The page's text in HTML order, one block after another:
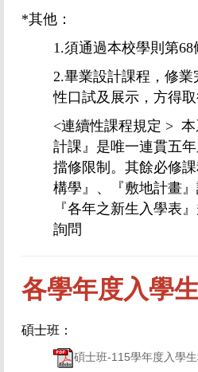
*其他：
1.須通過本校學則第68
2.畢業設計課程，修
性口試及展示，方得取
<連續性課程規定 >
計課』是唯一連貫五
擋修限制。其餘必修
構學』、『敷地計畫
『各年之新生入學表
詢問
各學年度入學
碩士班 ：
碩士班-115學年度入學